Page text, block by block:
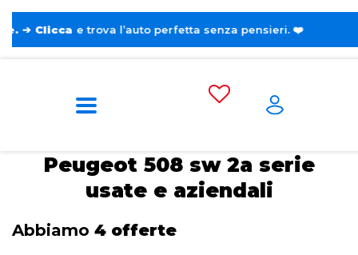
e trova l’auto perfetta senza pensieri. ❤️
Peugeot
Peugeot 508 sw 2a serie
usate e aziendali
Abbiamo 4 offerte